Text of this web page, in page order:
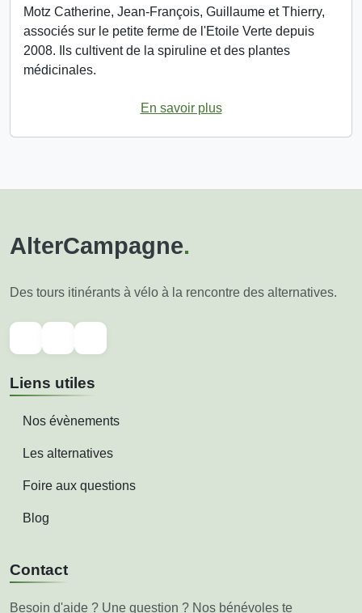
Motz Catherine, Jean-François, Guillaume et Thierry,
associés sur le petite ferme de l'Etoile Verte depuis
2008. Ils cultivent de la spiruline et des plantes
médicinales.
En savoir plus
AlterCampagne.
Des tours itinérants à vélo à la rencontre des alternatives.
Liens utiles
Nos évènements
Les alternatives
Foire aux questions
Blog
Contact
Besoin d'aide ? Une question ? Nos bénévoles te